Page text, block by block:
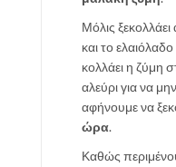
Μόλις
και το
κολλάει η ζύμη
αλεύρι για να
αφήνουμε να
ώρα.
Καθώς